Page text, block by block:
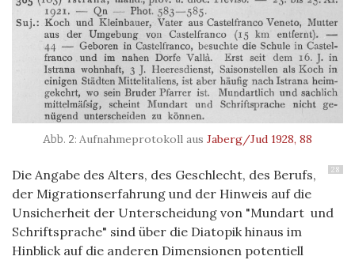
Aufnahmeprotokoll aus Jaberg/Jud 1928, 88
28
Die Angabe des Alters, des Geschlecht, des Berufs,
der Migrationserfahrung und der Hinweis auf die
Unsicherheit der Unterscheidung von "Mundart und
Schriftsprache" sind über die Diatopik hinaus im
Hinblick auf die anderen Dimensionen potentiell